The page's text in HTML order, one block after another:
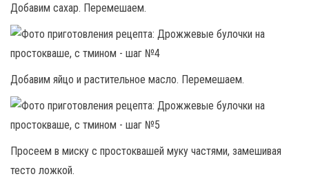
Добавим сахар. Перемешаем.
Добавим яйцо и растительное масло. Перемешаем.
Просеем в миску с простоквашей муку частями, замешивая
тесто ложкой.